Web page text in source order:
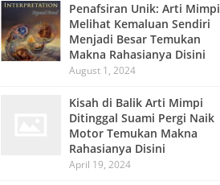
Penafsiran Unik: Arti Mimpi
Melihat Kemaluan Sendiri
Menjadi Besar Temukan
Makna Rahasianya Disini
August 1, 2024
Kisah di Balik Arti Mimpi
Ditinggal Suami Pergi Naik
Motor Temukan Makna
Rahasianya Disini
April 19, 2024